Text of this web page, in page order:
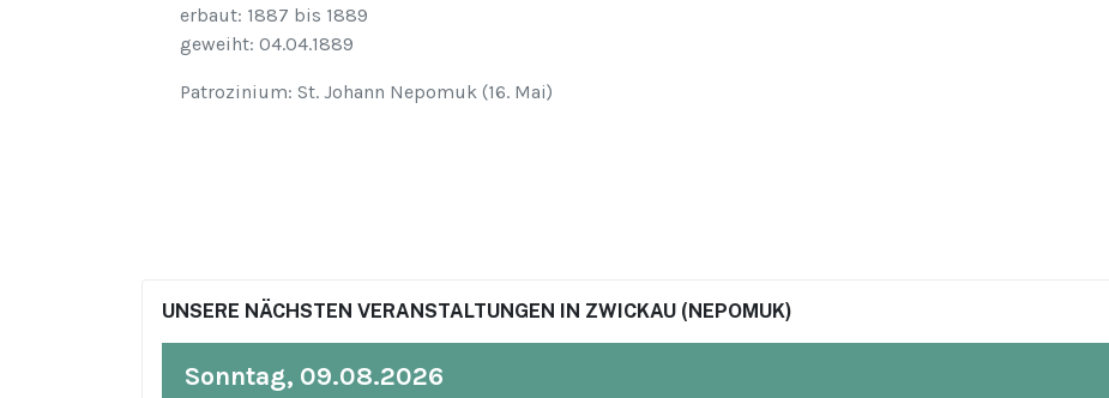
erbaut: 1887 bis 1889
geweiht: 04.04.1889
Patrozinium: St. Johann Nepomuk (16. Mai)
UNSERE NÄCHSTEN VERANSTALTUNGEN IN ZWICKAU (NEPOMUK)
Sonntag, 09.08.2026